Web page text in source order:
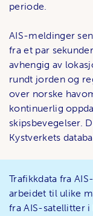
periode.
AIS-meldinger
fra et par
avhengig av
rundt jorden og
over norske
kontinuerlig
skipsbevegelser.
Kystverkets
Trafikkdata fra
arbeidet til ulike
fra AIS-satellitter